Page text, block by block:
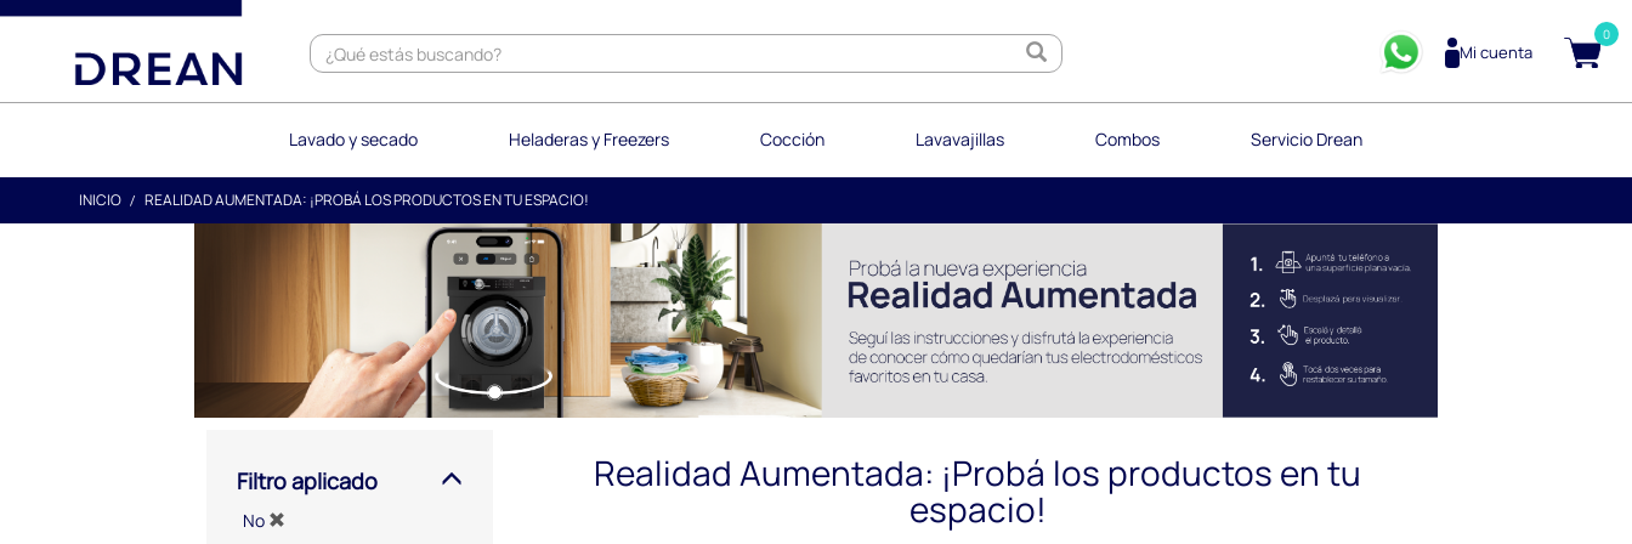
text.skipToContent
text.skipToNavigation
Mi cuenta
0
Lavado y secado Heladeras y Freezers Cocción Lavavajillas Combos Servicio Drean
INICIO REALIDAD AUMENTADA: ¡PROBÁ LOS PRODUCTOS EN TU ESPACIO!
Filtro aplicado
No
Realidad Aumentada: ¡Probá los productos en tu
espacio!